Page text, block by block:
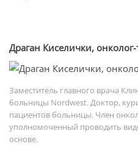
Драган Киселички, онколог-
Заместитель главного врача
больницы Nordwest. Доктор,
пациентов больницы. Член
уполномоченный проводить
основе.